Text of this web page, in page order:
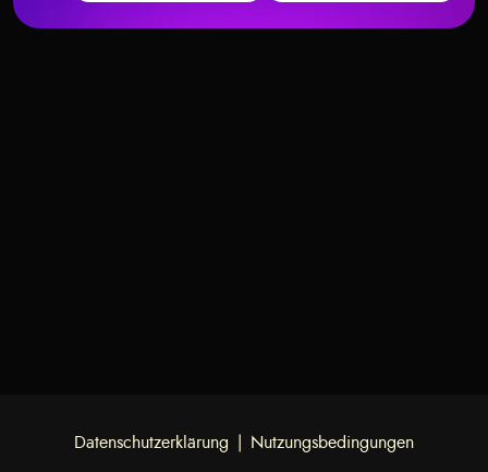
Datenschutzerklärung Nutzungsbedingungen